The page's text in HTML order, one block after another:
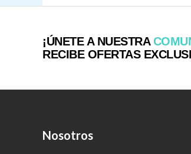
¡ÚNETE A NUESTRA
RECIBE OFERTAS
Nosotros